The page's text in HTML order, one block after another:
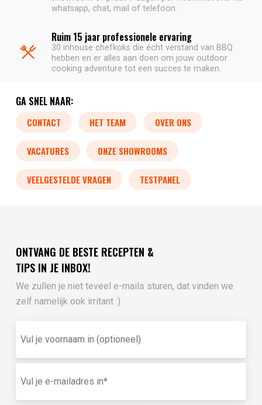
whatsapp, chat, mail of telefoon.
Ruim 15 jaar professionele ervaring
30 inhouse chefkoks die écht verstand van BBQ
hebben en er alles aan doen om jouw outdoor
cooking adventure tot een succes te maken.
GA SNEL NAAR:
CONTACT HET TEAM OVER ONS
VACATURES ONZE SHOWROOMS
VEELGESTELDE VRAGEN TESTPANEL
ONTVANG DE BESTE RECEPTEN &
TIPS IN JE INBOX!
We zullen je niet teveel e-mails sturen, dat vinden we
zelf namelijk ook irritant :)
je
in
(optioneel)
mailadres